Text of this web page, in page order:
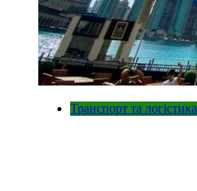
Транспорт та логістика